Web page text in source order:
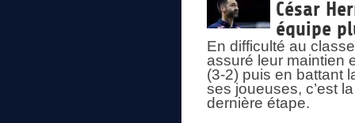
César
équipe
En difficulté au
assuré leur maintien
(3-2) puis en battant
ses joueuses, c’est
dernière étape.